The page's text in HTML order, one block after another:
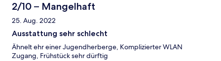
2/10 – Mangelhaft
25. Aug. 2022
Ausstattung sehr schlecht
Ähnelt ehr einer Jugendherberge, Komplizierter WLAN
Zugang, Frühstück sehr dürftig